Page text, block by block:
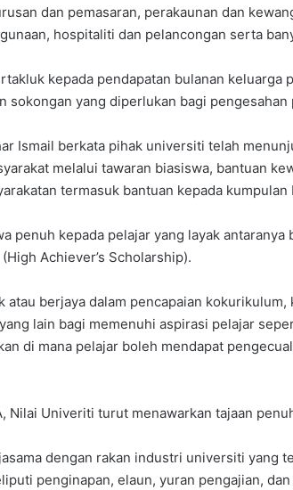
dan pemasaran, perakaunan dan
hospitaliti dan pelancongan serta
kepada pendapatan bulanan keluarga
sokongan yang diperlukan bagi pengesahan
Ismail berkata pihak universiti telah
melalui tawaran biasiswa, bantuan
termasuk bantuan kepada kumpulan
penuh kepada pelajar yang layak antaranya
Achiever’s Scholarship).
atau berjaya dalam pencapaian kokurikulum,
lain bagi memenuhi aspirasi pelajar
di mana pelajar boleh mendapat
Nilai Univeriti turut menawarkan tajaan
dengan rakan industri universiti yang
penginapan, elaun, yuran pengajian,